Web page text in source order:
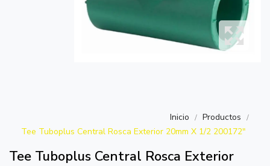
Inicio
Productos
Tee Tuboplus Central Rosca Exterior 20mm X 1/2 200172"
Tee Tuboplus Central Rosca Exterior